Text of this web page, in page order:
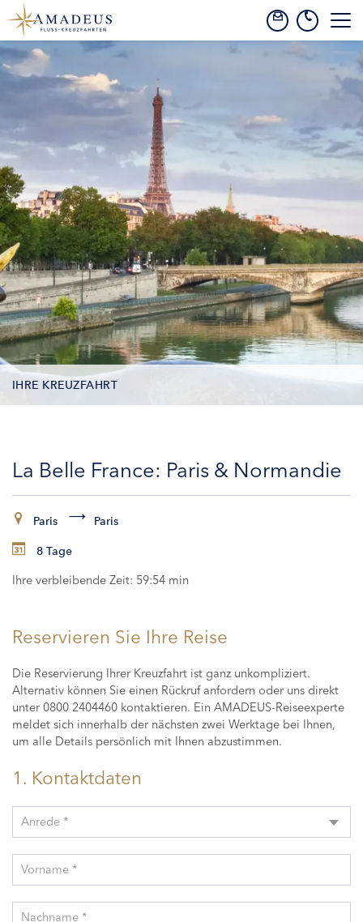
IHRE KREUZFAHRT
KABINEN
La Belle France: Paris & Normandie
Paris Paris
8 Tage
Ihre verbleibende Zeit: 59:53 min
Reservieren Sie Ihre Reise
Die Reservierung Ihrer Kreuzfahrt ist ganz unkompliziert.
Alternativ können Sie einen Rückruf anfordern oder uns direkt
unter 0800 2404460 kontaktieren. Ein AMADEUS-Reiseexperte
meldet sich innerhalb der nächsten zwei Werktage bei Ihnen,
um alle Details persönlich mit Ihnen abzustimmen.
1. Kontaktdaten
Anrede *
Vorname *
Nachname *